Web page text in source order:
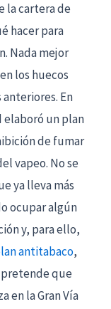
la cartera de
hacer para
Nada mejor
los huecos
En
elaboró un plan
de fumar
vapeo. No se
ya lleva más
ocupar algún
y, para ello,
antitabaco,
pretende que
en la Gran Vía